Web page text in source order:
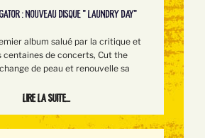
: NOUVEAU DISQUE " LAUNDRY DAY"
album salué par la critique et
centaines de concerts, Cut the
de peau et renouvelle sa
Lire la suite...